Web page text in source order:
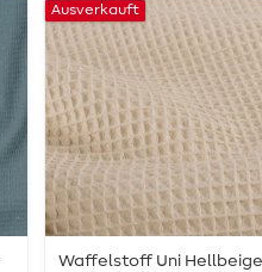
Ausverkauft
Waffelstoff Uni Hellbeige